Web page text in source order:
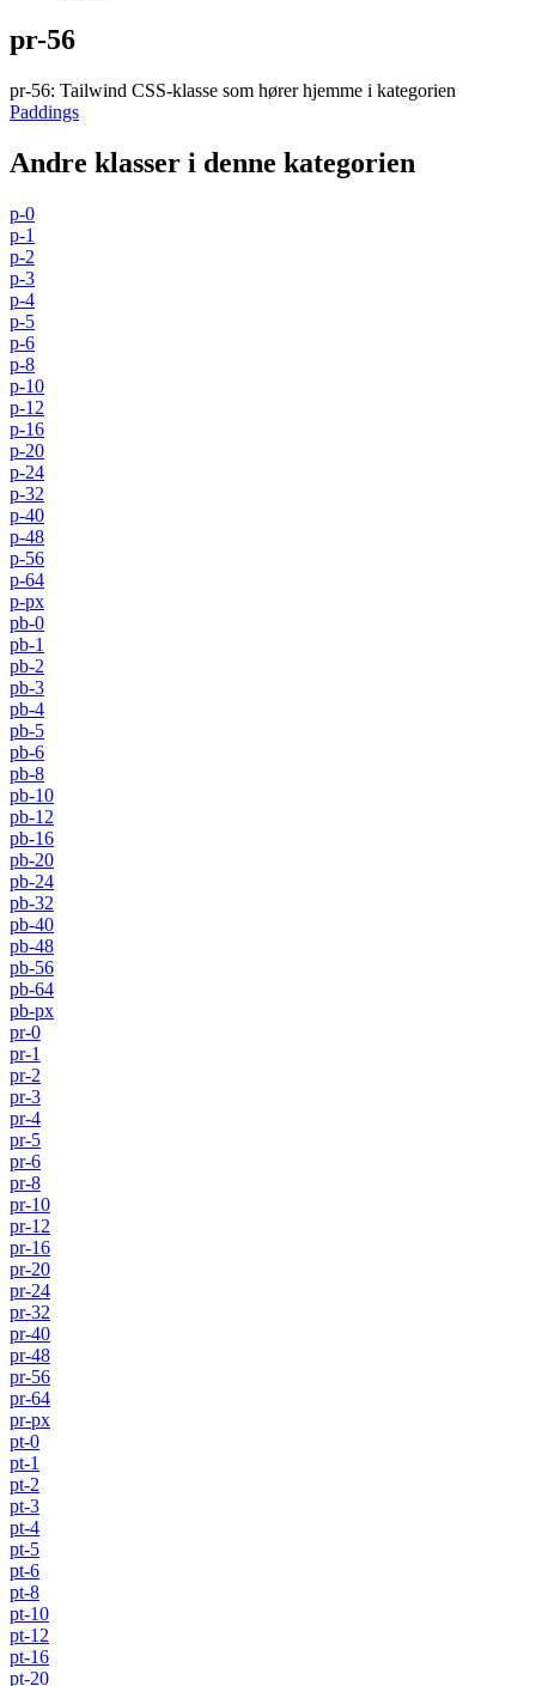
pr-56
pr-56: Tailwind CSS-klasse som hører hjemme i kategorien
Paddings
Andre klasser i denne kategorien
p-0
p-1
p-2
p-3
p-4
p-5
p-6
p-8
p-10
p-12
p-16
p-20
p-24
p-32
p-40
p-48
p-56
p-64
p-px
pb-0
pb-1
pb-2
pb-3
pb-4
pb-5
pb-6
pb-8
pb-10
pb-12
pb-16
pb-20
pb-24
pb-32
pb-40
pb-48
pb-56
pb-64
pb-px
pr-0
pr-1
pr-2
pr-3
pr-4
pr-5
pr-6
pr-8
pr-10
pr-12
pr-16
pr-20
pr-24
pr-32
pr-40
pr-48
pr-56
pr-64
pr-px
pt-0
pt-1
pt-2
pt-3
pt-4
pt-5
pt-6
pt-8
pt-10
pt-12
pt-16
pt-20